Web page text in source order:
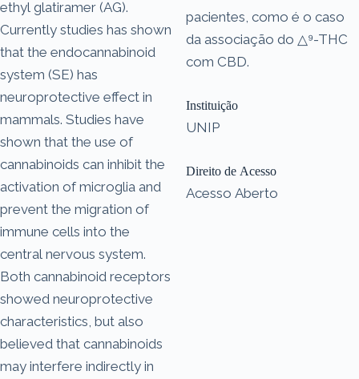
ethyl glatiramer (AG).
Currently studies has shown
that the endocannabinoid
system (SE) has
neuroprotective effect in
mammals. Studies have
shown that the use of
cannabinoids can inhibit the
activation of microglia and
prevent the migration of
immune cells into the
central nervous system.
Both cannabinoid receptors
showed neuroprotective
characteristics, but also
believed that cannabinoids
may interfere indirectly in
pacientes, como é o caso
da associação do △⁹-THC
com CBD.
Instituição
UNIP
Direito de Acesso
Acesso Aberto